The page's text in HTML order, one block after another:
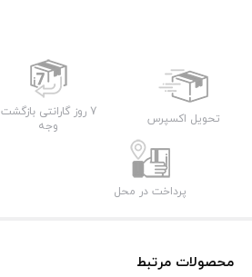
تحویل اکسپرس
7 روز گارانتی بازگشت
وجه
پرداخت در محل
محصولات مرتبط